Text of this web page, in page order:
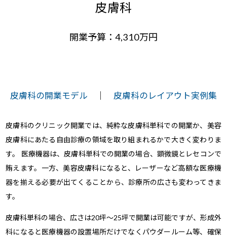
皮膚科
開業予算：4,310万円
皮膚科の開業モデル ｜ 皮膚科のレイアウト実例集
皮膚科のクリニック開業では、純粋な皮膚科単科での開業か、美容
皮膚科にあたる自由診療の領域を取り組まれるかで大きく変わりま
す。 医療機器は、皮膚科単科での開業の場合、顕微鏡とレセコンで
賄えます。一方、美容皮膚科になると、レーザーなど高額な医療機
器を揃える必要が出てくることから、診療所の広さも変わってきま
す。
皮膚科単科の場合、広さは20坪～25坪で開業は可能ですが、形成外
科になると医療機器の設置場所だけでなくパウダールーム等、確保